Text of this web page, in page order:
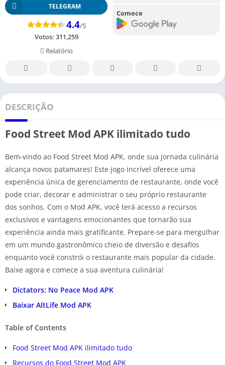
TELEGRAM
4.4/5
Votos: 311,259
Relatório
Comece
DESCRIÇÃO
Food Street Mod APK ilimitado tudo
Bem-vindo ao Food Street Mod APK, onde sua jornada culinária
alcança novos patamares! Este jogo incrível oferece uma
experiência única de gerenciamento de restaurante, onde você
pode criar, decorar e administrar o seu próprio restaurante
dos sonhos. Com o Mod APK, você terá acesso a recursos
exclusivos e vantagens emocionantes que tornarão sua
experiência ainda mais gratificante. Prepare-se para mergulhar
em um mundo gastronômico cheio de diversão e desafios
enquanto você constrói o restaurante mais popular da cidade.
Baixe agora e comece a sua aventura culinária!
Dictators: No Peace Mod APK
Baixar AltLife Mod APK
Table of Contents
Food Street Mod APK ilimitado tudo
Recursos do Food Street Mod APK